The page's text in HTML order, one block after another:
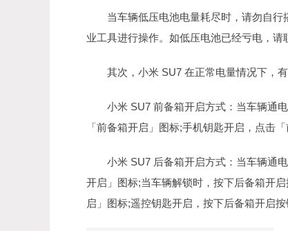
当车辆低压电池电量耗尽时，请勿自行
业工具进行操作。如低压电池已经亏电，请
其次，小米 SU7 在正常电量情况下，有
小米 SU7 前备箱开启方式：当车辆通电
「前备箱开启」图标;手机钥匙开启，点击
小米 SU7 后备箱开启方式：当车辆通电
开启」图标;当车辆解锁时，按下后备箱开
启」图标;遥控钥匙开启，按下后备箱开启按